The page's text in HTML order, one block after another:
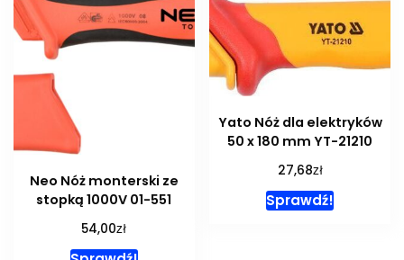
Neo Nóż monterski ze
stopką 1000V 01-551
54,00zł
Yato Nóż dla elektryków
50 x 180 mm YT-21210
27,68zł
Sprawdź!